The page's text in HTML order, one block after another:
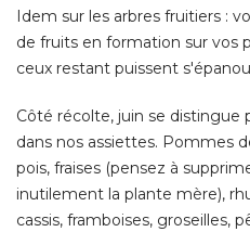
Idem sur les arbres fruitiers :
de fruits en formation sur vos
ceux restant puissent
Côté récolte, juin se distingue
dans nos assiettes. Pommes
pois, fraises (pensez à
inutilement la plante mère),
cassis, framboises, groseilles,